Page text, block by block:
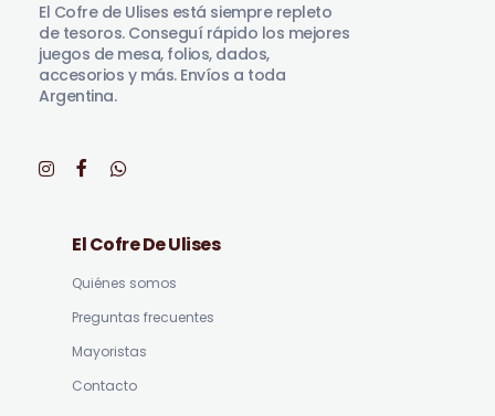
El Cofre de Ulises está siempre repleto
de tesoros. Conseguí rápido los mejores
juegos de mesa, folios, dados,
accesorios y más. Envíos a toda
Argentina.
El Cofre De Ulises
Quiénes somos
Preguntas frecuentes
Mayoristas
Contacto